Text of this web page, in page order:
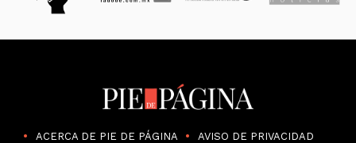
ACERCA DE PIE DE PÁGINA
AVISO DE PRIVACIDAD